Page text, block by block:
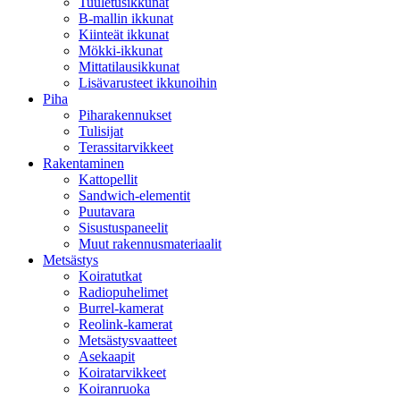
B-mallin ikkunat
Kiinteät ikkunat
Mökki-ikkunat
Mittatilausikkunat
Lisävarusteet ikkunoihin
Piha
Piharakennukset
Tulisijat
Terassitarvikkeet
Rakentaminen
Kattopellit
Sandwich-elementit
Puutavara
Sisustuspaneelit
Muut rakennusmateriaalit
Metsästys
Koiratutkat
Radiopuhelimet
Burrel-kamerat
Reolink-kamerat
Metsästysvaatteet
Asekaapit
Koiratarvikkeet
Koiranruoka